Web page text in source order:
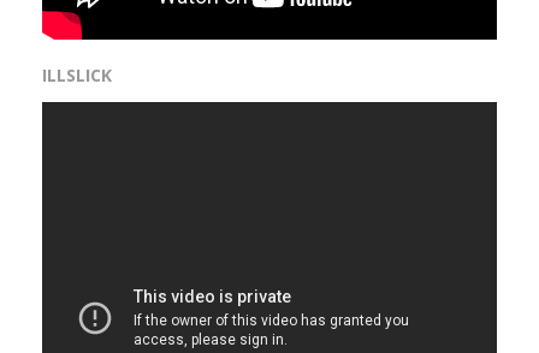
ILLSLICK